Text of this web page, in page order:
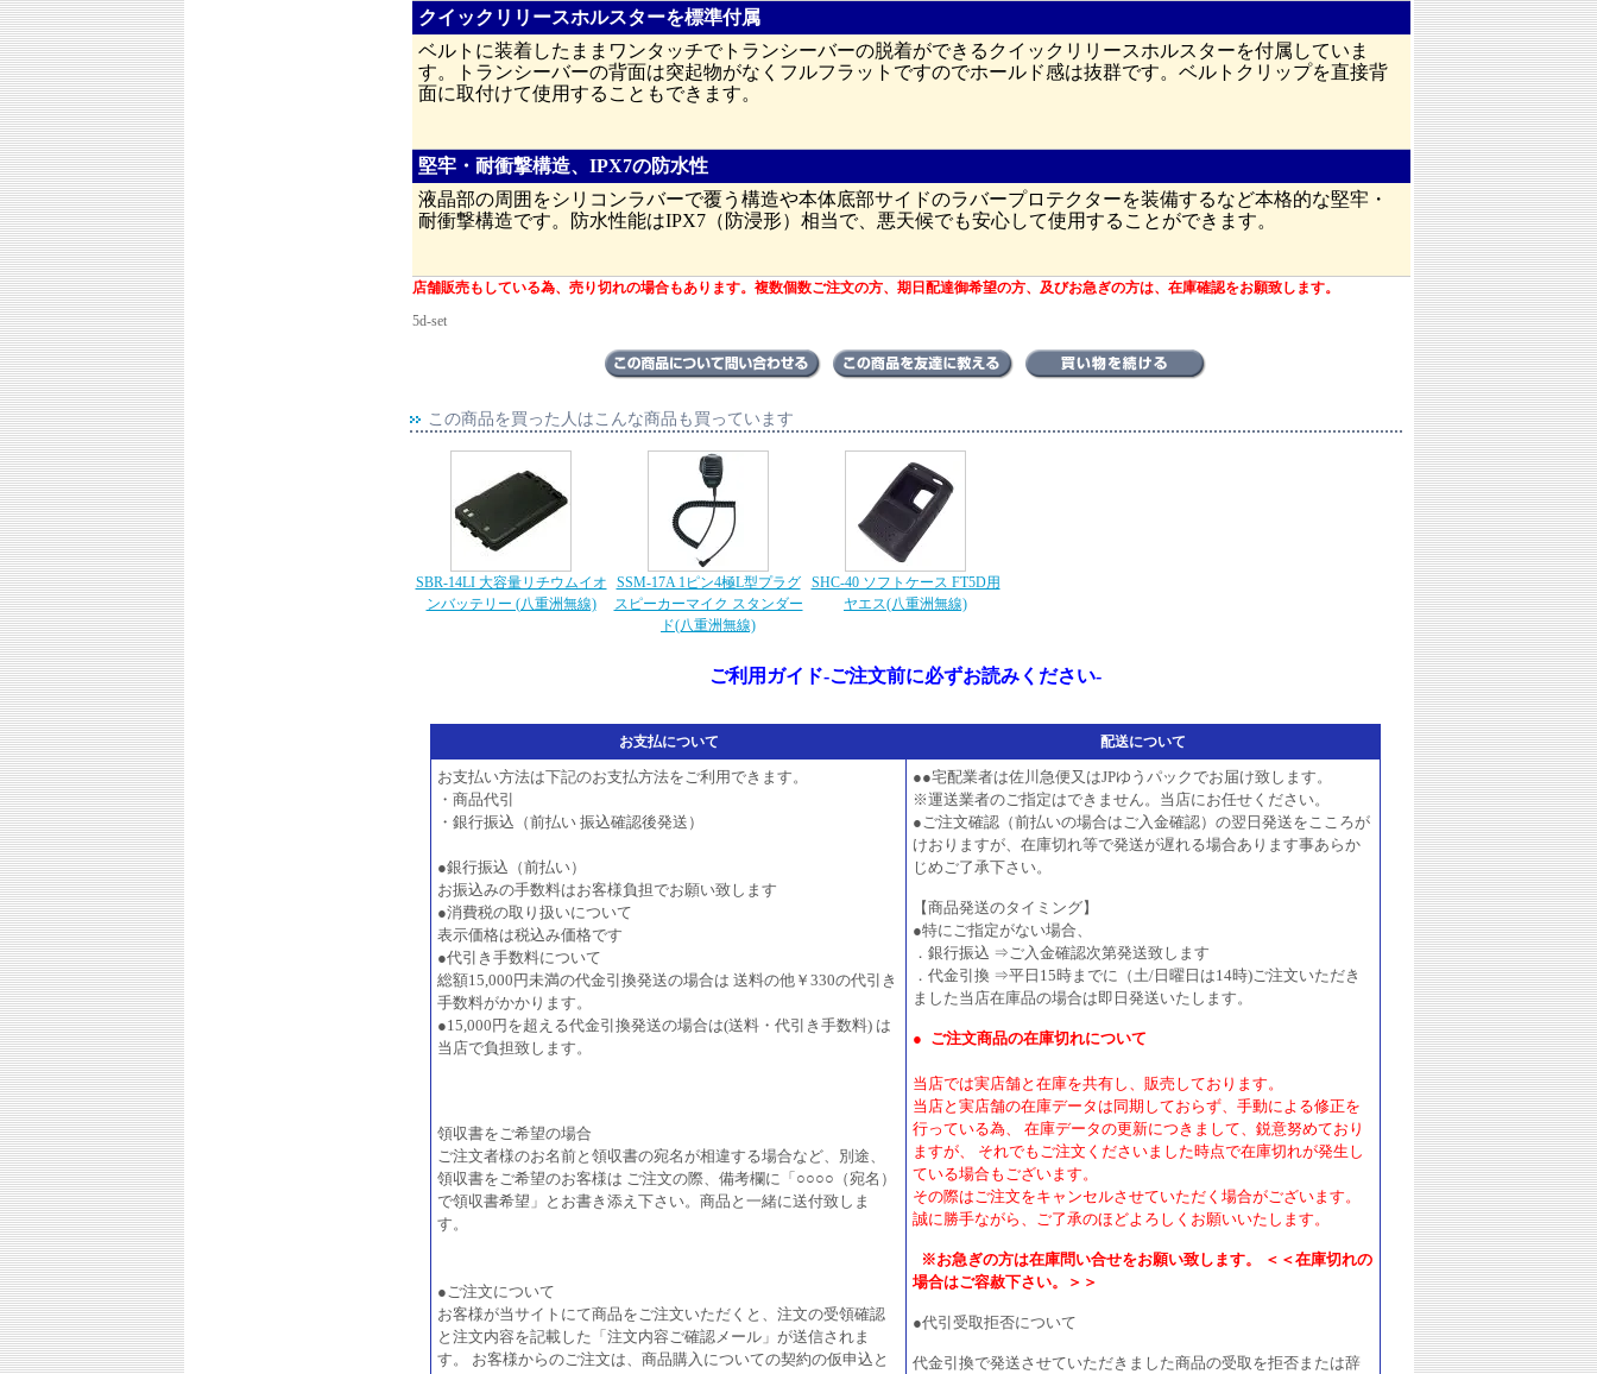
クイックリリースホルスターを標準付属
ベルトに装着したままワンタッチでトランシーバーの脱着ができるクイックリリースホルスターを付属していま
す。トランシーバーの背面は突起物がなくフルフラットですのでホールド感は抜群です。ベルトクリップを直接背
面に取付けて使用することもできます。
堅牢・耐衝撃構造、IPX7の防水性
液晶部の周囲をシリコンラバーで覆う構造や本体底部サイドのラバープロテクターを装備するなど本格的な堅牢・
耐衝撃構造です。防水性能はIPX7（防浸形）相当で、悪天候でも安心して使用することができます。
店舗販売もしている為、売り切れの場合もあります。複数個数ご注文の方、期日配達御希望の方、及びお急ぎの方は、在庫確認をお願致します。
5d-set
この商品を買った人はこんな商品も買っています
SBR-14LI 大容量リチウムイオ
ンバッテリー (八重洲無線)
SSM-17A 1ピン4極L型プラグ
スピーカーマイク スタンダー
ド(八重洲無線)
SHC-40 ソフトケース FT5D用
ヤエス(八重洲無線)
ご利用ガイド-ご注文前に必ずお読みください-
お支払について 配送について
お支払い方法は下記のお支払方法をご利用できます。
・商品代引
・銀行振込（前払い 振込確認後発送）
●銀行振込（前払い）
お振込みの手数料はお客様負担でお願い致します
●消費税の取り扱いについて
表示価格は税込み価格です
●代引き手数料について
総額15,000円未満の代金引換発送の場合は 送料の他￥330の代引き
手数料がかかります。
●15,000円を超える代金引換発送の場合は(送料・代引き手数料) は
当店で負担致します。
領収書をご希望の場合
ご注文者様のお名前と領収書の宛名が相違する場合など、別途、
領収書をご希望のお客様は ご注文の際、備考欄に「○○○○（宛名）
で領収書希望」とお書き添え下さい。商品と一緒に送付致しま
す。
●ご注文について
お客様が当サイトにて商品をご注文いただくと、注文の受領確認
と注文内容を記載した「注文内容ご確認メール」が送信されま
す。 お客様からのご注文は、商品購入についての契約の仮申込と
●●宅配業者は佐川急便又はJPゆうパックでお届け致します。
※運送業者のご指定はできません。当店にお任せください。
●ご注文確認（前払いの場合はご入金確認）の翌日発送をこころが
けおりますが、在庫切れ等で発送が遅れる場合あります事あらか
じめご了承下さい。
【商品発送のタイミング】
●特にご指定がない場合、
．銀行振込 ⇒ご入金確認次第発送致します
．代金引換 ⇒平日15時までに（土/日曜日は14時)ご注文いただき
ました当店在庫品の場合は即日発送いたします。
● ご注文商品の在庫切れについて
当店では実店舗と在庫を共有し、販売しております。
当店と実店舗の在庫データは同期しておらず、手動による修正を
行っている為、 在庫データの更新につきまして、鋭意努めており
ますが、 それでもご注文くださいました時点で在庫切れが発生し
ている場合もございます。
その際はご注文をキャンセルさせていただく場合がございます。
誠に勝手ながら、ご了承のほどよろしくお願いいたします。
※お急ぎの方は在庫問い合せをお願い致します。 ＜＜在庫切れの
場合はご容赦下さい。＞＞
●代引受取拒否について
代金引換で発送させていただきました商品の受取を拒否または辞